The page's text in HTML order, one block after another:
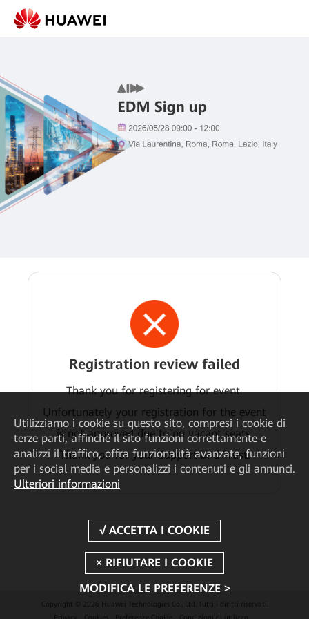
Registration review failed
Thank you for registering for event.
Unfortunately your registration for the event
is not approved due to no vacant seats.
Thank you for your Support and Trust.
Copyright © 2026 Huawei Technologies Co., Ltd. Tutti i diritti riservati.
Privacy
Cookies Preferenze Cookie Condizioni di utilizzo
Utilizziamo i cookie su questo sito, compresi i cookie di
terze parti, affinché il sito funzioni correttamente e
analizzi il traffico, offra funzionalità avanzate, funzioni
per i social media e personalizzi i contenuti e gli annunci.
Ulteriori informazioni
MODIFICA LE PREFERENZE >